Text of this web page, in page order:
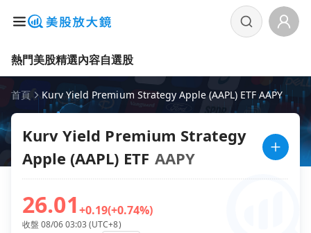
熱門美股精選內容自選股
首頁 Kurv Yield Premium Strategy Apple (AAPL) ETF AAPY
Kurv Yield Premium Strategy
Apple (AAPL) ETF AAPY
26.01+0.19(+0.74%)
收盤 08/06 03:03 (UTC+8)